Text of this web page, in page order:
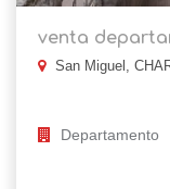
venta
San Miguel,
Departamento